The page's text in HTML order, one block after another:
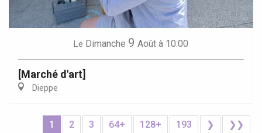
Le Dimanche 9 Août à 10:00
[Marché d'art]
Dieppe
1 2 3 64+ 128+ 193 ❯ ❯❯